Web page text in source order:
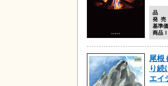
発
基準
商品
尾根
り続
エイ